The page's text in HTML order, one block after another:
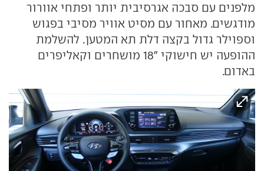
מלפנים עם סבכה אגרסיבית יותר ופתחי אוורור
מודגשים. מאחור עם מסיט אוויר מסיבי בפגוש
וספוילר גדול בקצה דלת תא המטען. להשלמת
ההופעה יש חישוקי "18 מושחרים וקאליפרים
באדום.